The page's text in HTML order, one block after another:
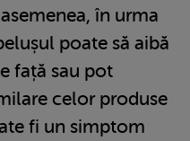
în urma
poate să aibă
față sau pot
celor produse
fi un simptom